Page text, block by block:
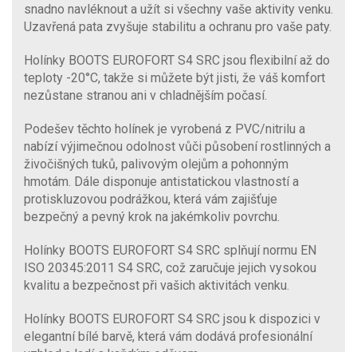
snadno navléknout a užít si všechny vaše aktivity venku.
Uzavřená pata zvyšuje stabilitu a ochranu pro vaše paty.
Holínky BOOTS EUROFORT S4 SRC jsou flexibilní až do
teploty -20°C, takže si můžete být jisti, že váš komfort
nezůstane stranou ani v chladnějším počasí.
Podešev těchto holínek je vyrobená z PVC/nitrilu a
nabízí výjimečnou odolnost vůči působení rostlinných a
živočišných tuků, palivovým olejům a pohonným
hmotám. Dále disponuje antistatickou vlastností a
protiskluzovou podrážkou, která vám zajišťuje
bezpečný a pevný krok na jakémkoliv povrchu.
Holínky BOOTS EUROFORT S4 SRC splňují normu EN
ISO 20345:2011 S4 SRC, což zaručuje jejich vysokou
kvalitu a bezpečnost při vašich aktivitách venku.
Holínky BOOTS EUROFORT S4 SRC jsou k dispozici v
elegantní bílé barvě, která vám dodává profesionální